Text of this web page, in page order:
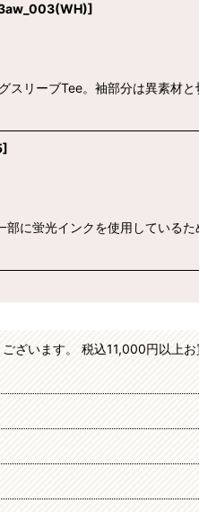
]
スリーブTee。袖部分は異素材
]
に蛍光インクを使用している
ざいます。 税込11,000円以上お